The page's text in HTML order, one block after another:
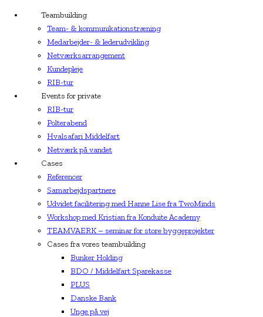
Teambuilding
Team- & kommunikationstræning
Medarbejder- & lederudvikling
Netværksarrangement
Kundepleje
RIB-tur
Events for private
RIB-tur
Polterabend
Hvalsafari Middelfart
Netværk på vandet
Cases
Referencer
Samarbejdspartnere
Udvidet facilitering med Hanne Lise fra TwoMinds
Workshop med Kristian fra Konduite Academy
TEAMVAERK – seminar for store byggeprojekter
Cases fra vores teambuilding
Bunker Holding
BDO / Middelfart Sparekasse
PLUS
Danske Bank
Unge på vej